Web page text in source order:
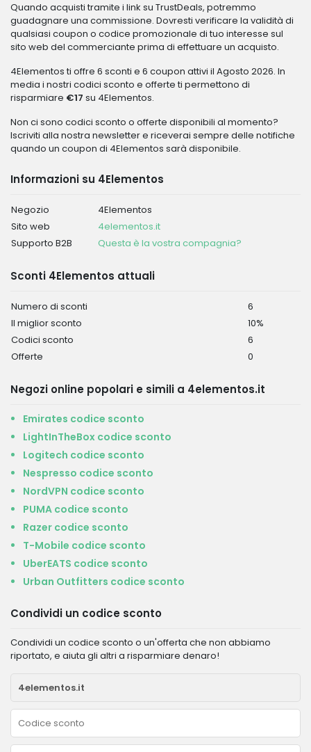
Quando acquisti tramite i link su TrustDeals, potremmo
guadagnare una commissione. Dovresti verificare la validità di
qualsiasi coupon o codice promozionale di tuo interesse sul
sito web del commerciante prima di effettuare un acquisto.
4Elementos ti offre 6 sconti e 6 coupon attivi il Agosto 2026. In
media i nostri codici sconto e offerte ti permettono di
risparmiare €17 su 4Elementos.
Non ci sono codici sconto o offerte disponibili al momento?
Iscriviti alla nostra newsletter e riceverai sempre delle notifiche
quando un coupon di 4Elementos sarà disponibile.
Informazioni su 4Elementos
Negozio
4Elementos
Sito web
4elementos.it
Supporto B2B
Questa è la vostra compagnia?
Sconti 4Elementos attuali
Numero di sconti
6
Il miglior sconto
10%
Codici sconto
6
Offerte
0
Negozi online popolari e simili a 4elementos.it
Emirates codice sconto
LightInTheBox codice sconto
Logitech codice sconto
Nespresso codice sconto
NordVPN codice sconto
PUMA codice sconto
Razer codice sconto
T-Mobile codice sconto
UberEATS codice sconto
Urban Outfitters codice sconto
Condividi un codice sconto
Condividi un codice sconto o un'offerta che non abbiamo
riportato, e aiuta gli altri a risparmiare denaro!